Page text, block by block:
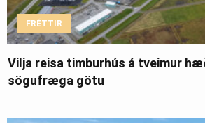
FRÉTTIR
Vilja reisa timburhús á tveimur
sögufræga götu